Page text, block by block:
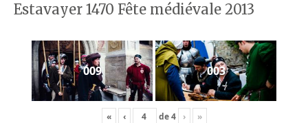
Estavayer 1470 Fête médiévale 2013
009 003
« ‹ de4 › »